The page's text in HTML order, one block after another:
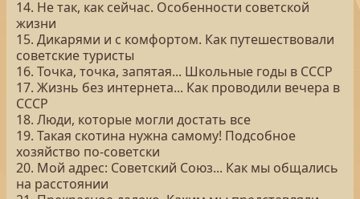
14. Не так, как сейчас. Особенности советской
жизни
15. Дикарями и с комфортом. Как путешествовали
советские туристы
16. Точка, точка, запятая... Школьные годы в СССР
17. Жизнь без интернета... Как проводили вечера в
СССР
18. Люди, которые могли достать все
19. Такая скотина нужна самому! Подсобное
хозяйство по-советски
20. Мой адрес: Советский Союз... Как мы общались
на расстоянии